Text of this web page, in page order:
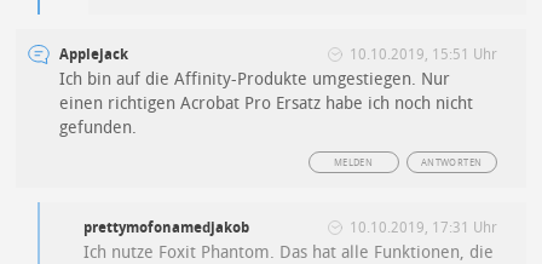
Applejack 10.10.2019, 15:51 Uhr
Ich bin auf die Affinity-Produkte umgestiegen. Nur
einen richtigen Acrobat Pro Ersatz habe ich noch nicht
gefunden.
ANTWORTEN
MELDEN
prettymofonamedjakob 10.10.2019, 17:31 Uhr
Ich nutze Foxit Phantom. Das hat alle Funktionen, die